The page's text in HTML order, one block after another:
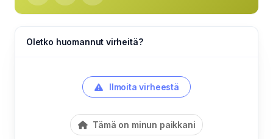
Oletko huomannut virheitä?
Ilmoita virheestä
Tämä on minun paikkani